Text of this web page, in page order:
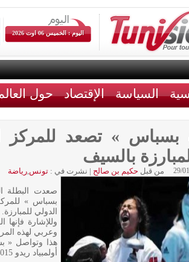
اليوم : الخميس 06 اوت 2026
السياسة الإقتصاد حول
» تصعد للمركز
بالسيف
من قبل حكيم بن صالح | نشرت في :تونس,رياضة
صعدت البطلة
بسباس »
الدولي للمبارزة.
وللإشارة
وعربي لهذه
هذا وتواصل «
أولمبياد ريدو 2015 بالبرازيل.